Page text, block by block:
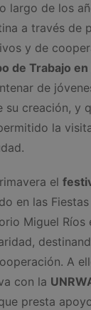
largo de los
a través de
y de
de Trabajo en
de
su creación, y
la
el
en las
Miguel Ríos
A
con la
presta